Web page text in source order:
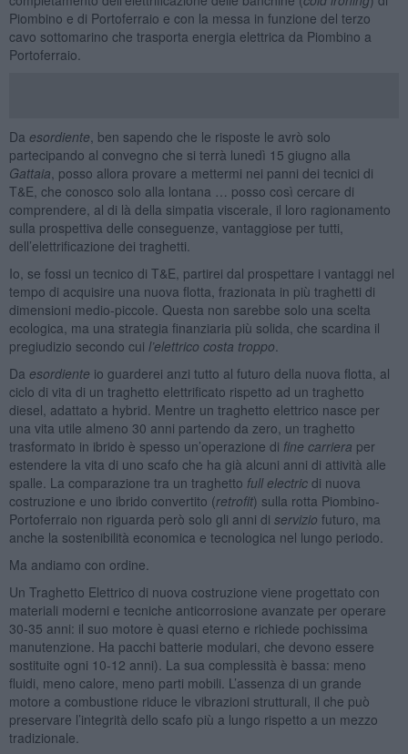
Piombino e di Portoferraio e con la messa in funzione del terzo
cavo sottomarino che trasporta energia elettrica da Piombino a
Portoferraio.
Da esordiente , ben sapendo che le risposte le avrò solo
partecipando al convegno che si terrà lunedì 15 giugno alla
Gattaia , posso allora provare a mettermi nei panni dei tecnici di
T&E, che conosco solo alla lontana … posso così cercare di
comprendere, al di là della simpatia viscerale, il loro ragionamento
sulla prospettiva delle conseguenze, vantaggiose per tutti,
dell’elettrificazione dei traghetti.
Io, se fossi un tecnico di T&E, partirei dal prospettare i vantaggi nel
tempo di acquisire una nuova flotta, frazionata in più traghetti di
dimensioni medio-piccole. Questa non sarebbe solo una scelta
ecologica, ma una strategia finanziaria più solida, che scardina il
pregiudizio secondo cui l’elettrico costa troppo
Da esordiente io guarderei anzi tutto al futuro della nuova flotta, al
ciclo di vita di un traghetto elettrificato rispetto ad un traghetto
diesel, adattato a hybrid. Mentre un traghetto elettrico nasce per
una vita utile almeno 30 anni partendo da zero, un traghetto
trasformato in ibrido è spesso un’operazione di fine carriera per
estendere la vita di uno scafo che ha già alcuni anni di attività alle
spalle. La comparazione tra un traghetto full electricdi nuova
costruzione e uno ibrido convertito (retrofit) sulla rotta Piombino-
Portoferraio non riguarda però solo gli anni di servizio futuro, ma
anche la sostenibilità economica e tecnologica nel lungo periodo.
Ma andiamo con ordine.
Un Traghetto Elettrico di nuova costruzione viene progettato con
materiali moderni e tecniche anticorrosione avanzate per operare
30-35 anni: il suo motore è quasi eterno e richiede pochissima
manutenzione. Ha pacchi batterie modulari, che devono essere
sostituite ogni 10-12 anni). La sua complessità è bassa: meno
fluidi, meno calore, meno parti mobili. L’assenza di un grande
motore a combustione riduce le vibrazioni strutturali, il che può
preservare l’integrità dello scafo più a lungo rispetto a un mezzo
tradizionale.